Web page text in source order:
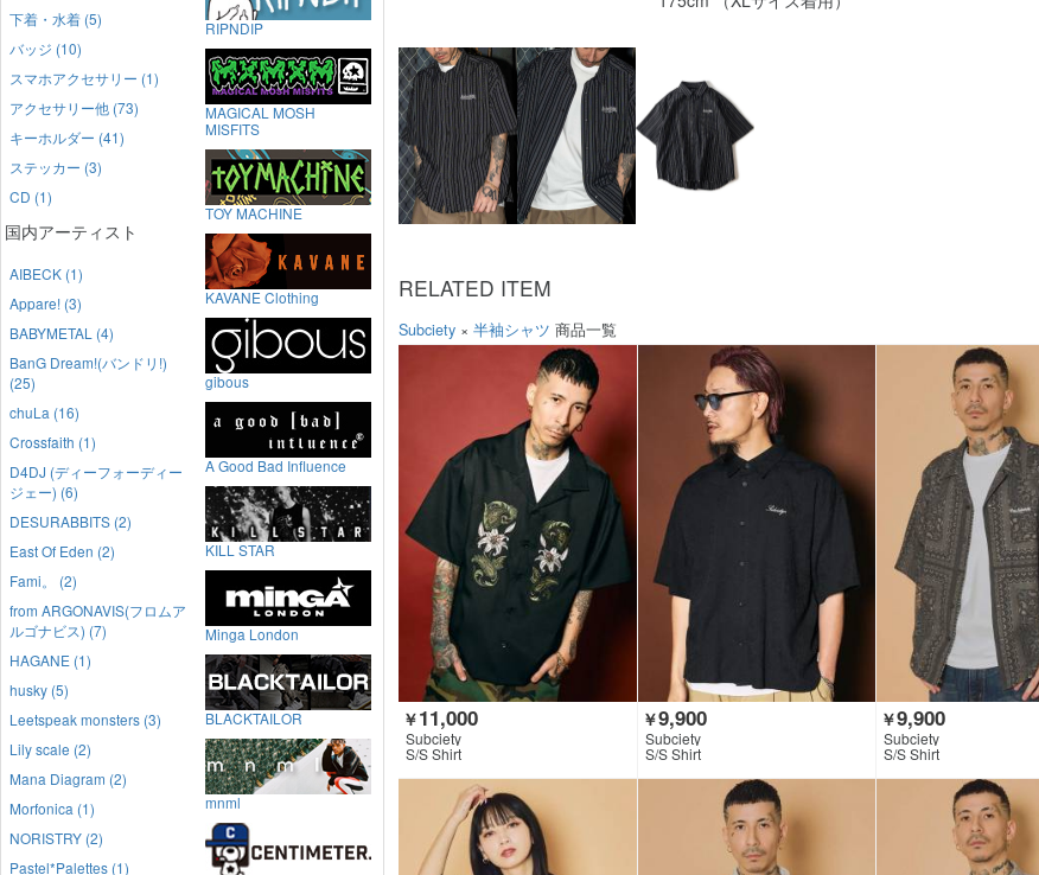
RELATED ITEM
Subciety × 半袖シャツ 商品一覧
￥11,000
Subciety
S/S Shirt
￥9,900
Subciety
S/S Shirt
￥9,900
Subciety
S/S Shirt
下着・水着 (5)
バッジ (10)
スマホアクセサリー (1)
アクセサリー他 (73)
キーホルダー (41)
ステッカー (3)
CD (1)
国内アーティスト
AIBECK (1)
Appare! (3)
BABYMETAL (4)
BanG Dream!(バンドリ!)
(25)
chuLa (16)
Crossfaith (1)
D4DJ (ディーフォーディー
ジェー) (6)
DESURABBITS (2)
East Of Eden (2)
Fami。 (2)
from ARGONAVIS(フロムア
ルゴナビス) (7)
HAGANE (1)
husky (5)
Leetspeak monsters (3)
Lily scale (2)
Mana Diagram (2)
Morfonica (1)
NORISTRY (2)
Pastel*Palettes (1)
RIPNDIP
MAGICAL MOSH
MISFITS
TOY MACHINE
KAVANE Clothing
gibous
A Good Bad Influence
KILL STAR
Minga London
BLACKTAILOR
mnml